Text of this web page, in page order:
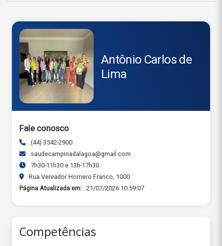
Antônio Carlos de
Lima
Fale conosco
(44) 3542-2900
saudecampinadalagoa@gmail.com
7h30-11h30 e 13h-17h30
Rua Vereador Homero Franco, 1000
Página Atualizada em: : 21/07/2026 10:59:07
Competências